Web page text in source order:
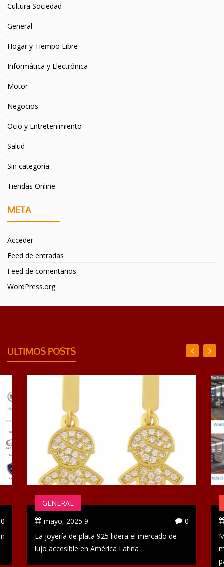
Cultura Sociedad
General
Hogar y Tiempo Libre
Informática y Electrónica
Motor
Negocios
Ocio y Entretenimiento
Salud
Sin categoría
Tiendas Online
META
Acceder
Feed de entradas
Feed de comentarios
WordPress.org
ULTIMOS POSTS
GENERAL
9 mayo, 2025
0
La joyería de plata 925 lidera el mercado de
lujo accesible en América Latina
0